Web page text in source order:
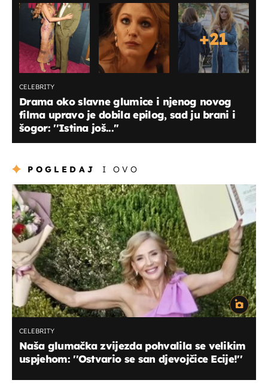
+21
CELEBRITY
Drama oko slavne glumice i njenog novog
filma upravo je dobila epilog, sad ju brani i
šogor: ''Istina još...''
POGLEDAJ I OVO
CELEBRITY
Naša glumačka zvijezda pohvalila se velikim
uspjehom: ''Ostvario se san djevojčice Ecije!''